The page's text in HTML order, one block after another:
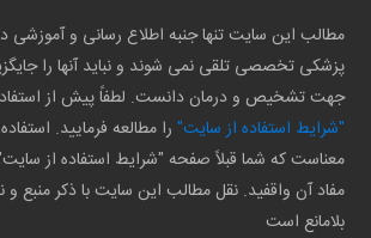
مطالب این سایت تنها جنبه اطلاع رسانی و آموزشی
پزشکی تخصصی تلقی نمی شوند و نباید آنها را
جهت تشخیص و درمان دانست. لطفاً پیش از
"شرایط استفاده از سایت" را مطالعه فرمایید.
معناست که شما قبلاً صفحه "شرایط استفاده از
مفاد آن واقفید. نقل مطالب این سایت با ذکر منبع و
بلامانع است